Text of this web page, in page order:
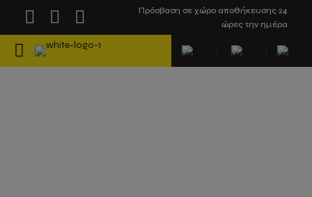
Πρόσβαση σε χώρο αποθήκευσης 24
ώρες την ημέρα